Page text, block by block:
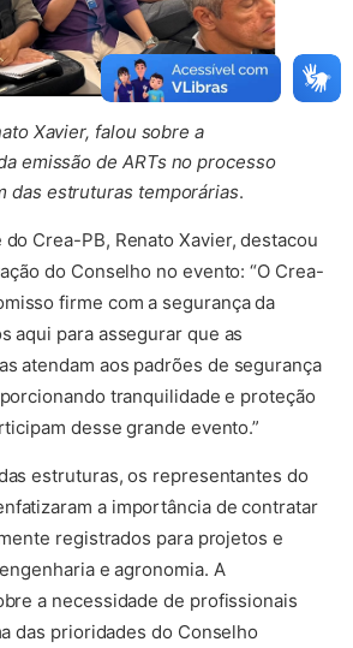
Xavier, falou sobre a
emissão de ARTs no processo
das estruturas temporárias.
Crea-PB, Renato Xavier, destacou
do Conselho no evento: “O Crea-
firme com a segurança da
aqui para assegurar que as
atendam aos padrões de segurança
tranquilidade e proteção
desse grande evento.”
estruturas, os representantes do
a importância de contratar
registrados para projetos e
e agronomia. A
a necessidade de profissionais
das prioridades do Conselho